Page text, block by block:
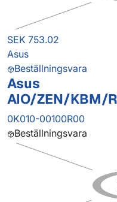
SEK 753.02
Asus
Beställningsvara
Asus
AIO/ZEN/KBM/
0K010-00100R00
Beställningsvara